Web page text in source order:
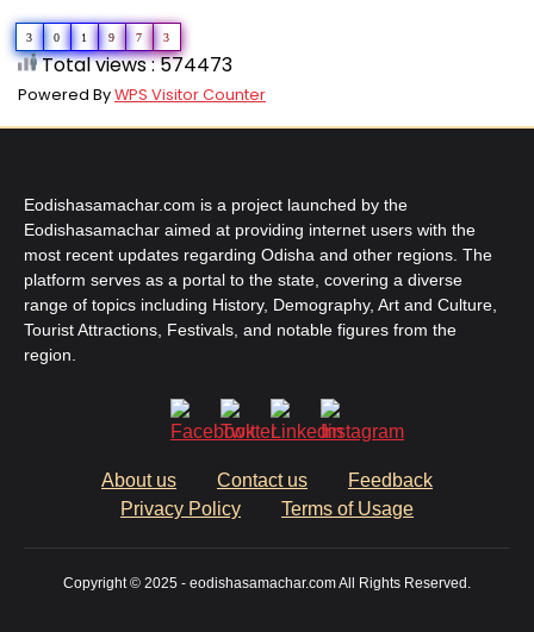
3 0 1 9 7 3
Total views : 574473
Powered ByWPS Visitor Counter
Eodishasamachar.com is a project launched by the
Eodishasamachar aimed at providing internet users with the
most recent updates regarding Odisha and other regions. The
platform serves as a portal to the state, covering a diverse
range of topics including History, Demography, Art and Culture,
Tourist Attractions, Festivals, and notable figures from the
region.
About us Contact us
Feedback
Privacy Policy
Terms of Usage
Copyright © 2025 - eodishasamachar.com All Rights Reserved.